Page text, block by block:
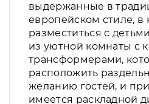
выдержанные в
европейском стиле,
разместиться с
из уютной комнаты с
трансформерами,
расположить
желанию гостей, и
имеется раскладной